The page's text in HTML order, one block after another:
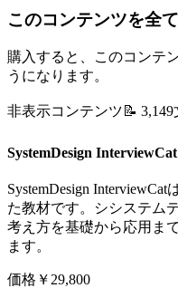
このコンテンツを全
購入すると、このコンテ
うになります。
非表示コンテンツ 📝 3,149
SystemDesign InterviewCat
SystemDesign
た教材です。シシステム
考え方を基礎から応用ま
ます。
価格 ￥29,800